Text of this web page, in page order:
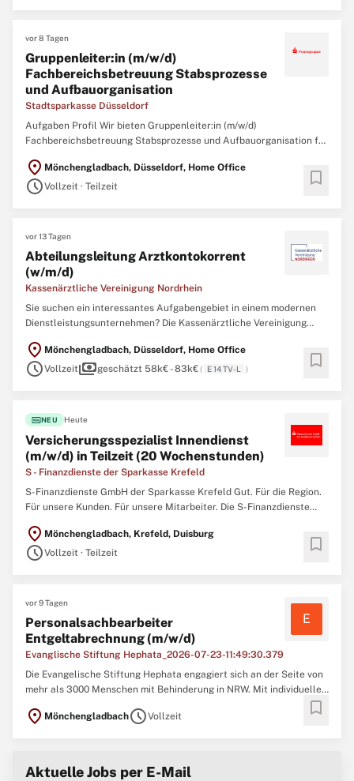
vor 8 Tagen
Gruppenleiter:in (m/w/d)
Fachbereichsbetreuung Stabsprozesse
und Aufbauorganisation
Stadtsparkasse Düsseldorf
Aufgaben Profil Wir bieten Gruppenleiter:in (m/w/d)
Fachbereichsbetreuung Stabsprozesse und Aufbauorganisation für
Person, die das eigene Team unterstützt, Prozesse gestaltet,
Freude an Zusammenarbeit hat und unsere Stabsprozesse sowie IT-
location_on Mönchengladbach, Düsseldorf, Home Office
scheduleVollzeit · Teilzeit bookmark
vor 13 Tagen
Abteilungsleitung Arztkontokorrent
(w/m/d)
Kassenärztliche Vereinigung Nordrhein
Sie suchen ein interessantes Aufgabengebiet in einem modernen
Dienstleistungsunternehmen? Die Kassenärztliche Vereinigung
medizinische und psychotherapeutische Versorgung von 9,5
Millionen Menschen in Nordrhein sicher. Für unsere Abteilung
location_on Mönchengladbach, Düsseldorf, Home Office
scheduleVollzeitpaymentsgeschätzt 58k€ - 83k€( E 14 TV-L ) bookmark
fiber_newNEU Heute
Versicherungsspezialist Innendienst
(m/w/d) in Teilzeit (20 Wochenstunden)
S - Finanzdienste der Sparkasse Krefeld
S-Finanzdienste GmbH der Sparkasse Krefeld Gut. Für die Region.
Für unsere Kunden. Für unsere Mitarbeiter. Die S-Finanzdienste
unseren Aufgaben gehört es, die Mitarbeiter der Sparkasse Krefeld
bei allen Versicherungsthemen und bei der Immobilienvermittlung
location_on Mönchengladbach, Krefeld, Duisburg
scheduleVollzeit · Teilzeit bookmark
vor 9 Tagen
Personalsachbearbeiter
Entgeltabrechnung (m/w/d)
Evanglische Stiftung Hephata_2026-07-23-11:49:30.379
E
Die Evangelische Stiftung Hephata engagiert sich an der Seite von
mehr als 3000 Menschen mit Behinderung in NRW. Mit individueller
Bildungsangeboten unterstützt sie Menschen auf deren Weg zu
location_on MönchengladbachscheduleVollzeit bookmark
Aktuelle Jobs per E-Mail